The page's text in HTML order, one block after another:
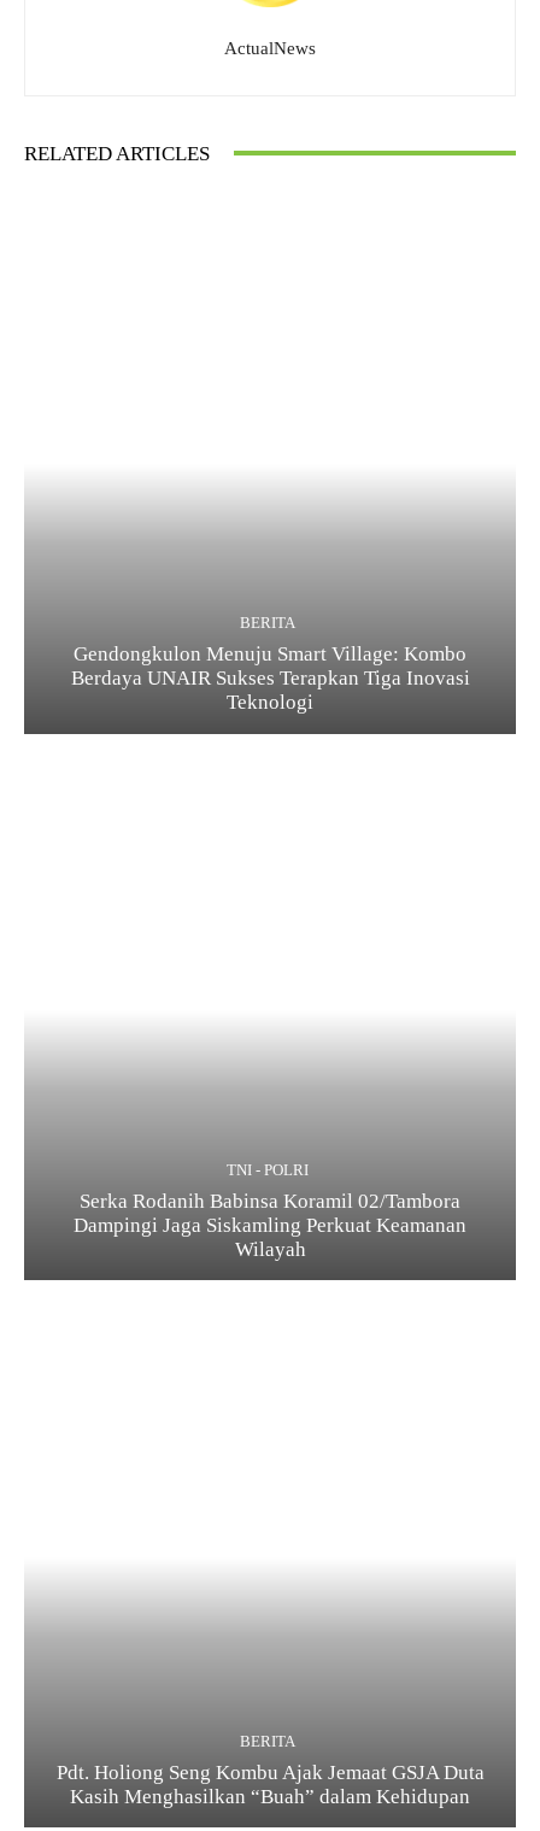
ActualNews
RELATED ARTICLES
BERITA
Gendongkulon Menuju Smart Village: Kombo
Berdaya UNAIR Sukses Terapkan Tiga Inovasi
Teknologi
TNI - POLRI
Serka Rodanih Babinsa Koramil 02/Tambora
Dampingi Jaga Siskamling Perkuat Keamanan
Wilayah
BERITA
Pdt. Holiong Seng Kombu Ajak Jemaat GSJA Duta
Kasih Menghasilkan “Buah” dalam Kehidupan